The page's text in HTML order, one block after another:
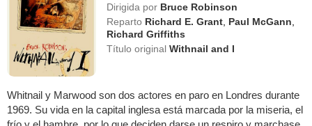
Dirigida por Bruce Robinson
Reparto Richard E. Grant Paul McGann
Richard Griffiths
Título originalWithnail and I
Whitnail y Marwood son dos actores en paro en Londres durante
1969. Su vida en la capital inglesa está marcada por la miseria, el